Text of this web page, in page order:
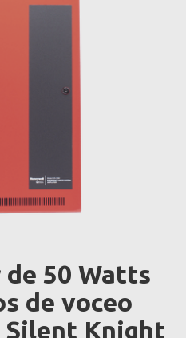
50 Watts
de voceo
Silent Knight